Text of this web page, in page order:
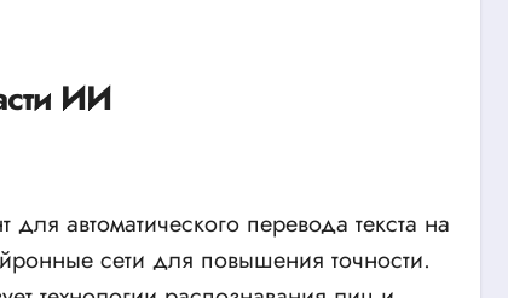
ИИ
автоматического перевода текста на
сети для повышения точности.